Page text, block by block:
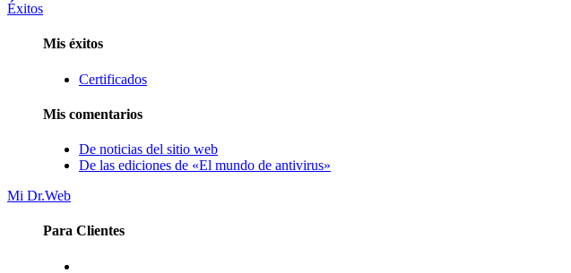
Éxitos
Mis éxitos
Certificados
Mis comentarios
De noticias del sitio web
De las ediciones de «El mundo de antivirus»
Mi Dr.Web
Para Clientes